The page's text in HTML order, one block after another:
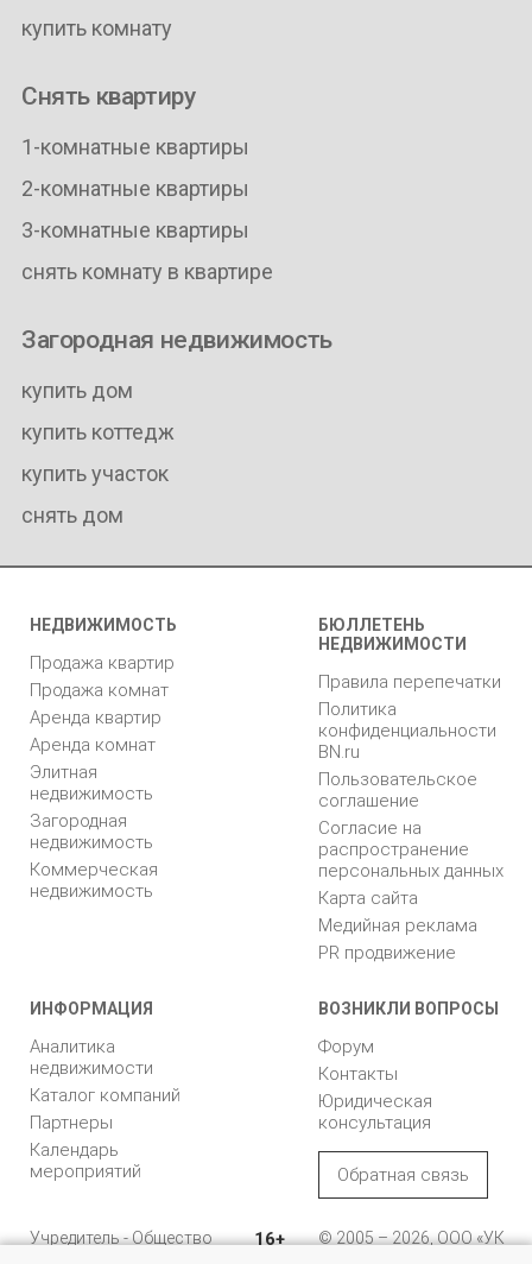
купить комнату
Снять квартиру
1-комнатные квартиры
2-комнатные квартиры
3-комнатные квартиры
снять комнату в квартире
Загородная недвижимость
купить дом
купить коттедж
купить участок
снять дом
НЕДВИЖИМОСТЬ
Продажа квартир
Продажа комнат
Аренда квартир
Аренда комнат
Элитная
недвижимость
Загородная
недвижимость
Коммерческая
недвижимость
БЮЛЛЕТЕНЬ
НЕДВИЖИМОСТИ
Правила перепечатки
Политика
конфиденциальности
BN.ru
Пользовательское
соглашение
Согласие на
распространение
персональных данных
Карта сайта
Медийная реклама
PR продвижение
ИНФОРМАЦИЯ
Аналитика
недвижимости
Каталог компаний
Партнеры
Календарь
мероприятий
ВОЗНИКЛИ ВОПРОСЫ
Форум
Контакты
Юридическая
консультация
Обратная связь
Учредитель - Общество
16+
© 2005 – 2026, ООО «УК